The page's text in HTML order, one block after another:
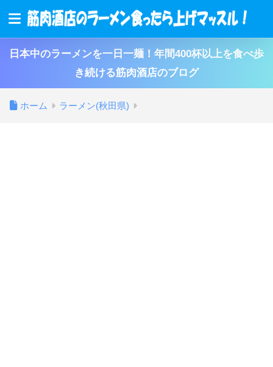
日本中のラーメンを一日一麺！年間400杯以上を食べ歩
き続ける筋肉酒店のブログ
ホーム ラーメン(秋田県)